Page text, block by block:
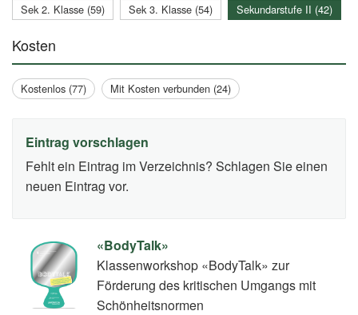
«BodyTalk»
Klassenworkshop «BodyTalk» zur
Förderung des kritischen Umgangs mit
Schönheitsnormen
Sek 2. Klasse (59)
Sek 3. Klasse (54) Sekundarstufe II (42)
Kosten
Kostenlos (77) Mit Kosten verbunden (24)
Eintrag vorschlagen
Fehlt ein Eintrag im Verzeichnis? Schlagen Sie einen
neuen Eintrag vor.